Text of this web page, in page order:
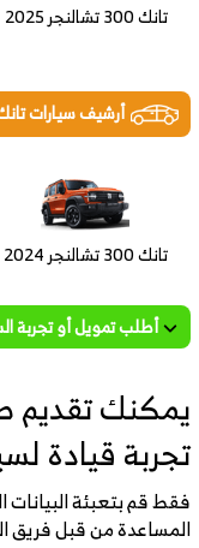
تانك 300 تشالنجر 2025
أرشيف سيارات تانك 300 - سنوات
تانك 300 تشالنجر 2024
أطلب تمويل أو تجربة
يمكنك تقديم
تجربة قيادة
فقط قم بتعبئة البيانات
المساعدة من قبل فريق